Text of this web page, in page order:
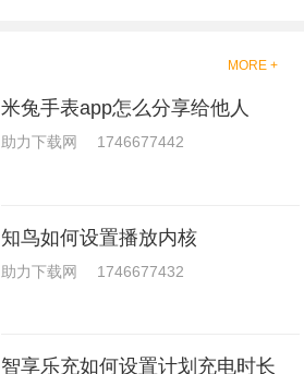
够去进行体验的，我们也是能够
就是收集了一些有意思的拳击游
MORE +
米兔手表app怎么分享给他人
助力下载网 1746677442
知鸟如何设置播放内核
助力下载网 1746677432
智享乐充如何设置计划充电时长